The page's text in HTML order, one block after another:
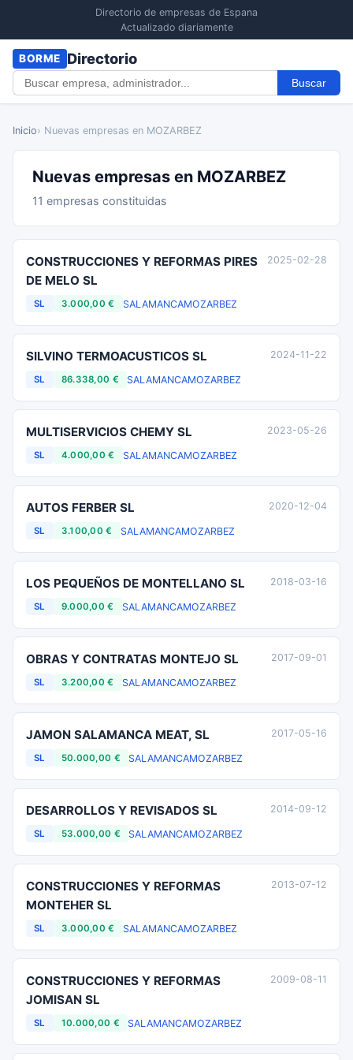
Directorio de empresas de Espana
Actualizado diariamente
BORME Directorio
Buscar
Inicio› Nuevas empresas en MOZARBEZ
Nuevas empresas en MOZARBEZ
11 empresas constituidas
CONSTRUCCIONES Y REFORMAS PIRES
DE MELO SL
SL 3.000,00 € SALAMANCAMOZARBEZ
2025-02-28
SILVINO TERMOACUSTICOS SL
SL 86.338,00 € SALAMANCAMOZARBEZ
2024-11-22
MULTISERVICIOS CHEMY SL
SL 4.000,00 € SALAMANCAMOZARBEZ
2023-05-26
AUTOS FERBER SL
SL 3.100,00 € SALAMANCAMOZARBEZ
2020-12-04
LOS PEQUEÑOS DE MONTELLANO SL
SL 9.000,00 € SALAMANCAMOZARBEZ
2018-03-16
OBRAS Y CONTRATAS MONTEJO SL
SL 3.200,00 € SALAMANCAMOZARBEZ
2017-09-01
JAMON SALAMANCA MEAT, SL
SL 50.000,00 € SALAMANCAMOZARBEZ
2017-05-16
DESARROLLOS Y REVISADOS SL
SL 53.000,00 € SALAMANCAMOZARBEZ
2014-09-12
CONSTRUCCIONES Y REFORMAS
MONTEHER SL
SL 3.000,00 € SALAMANCAMOZARBEZ
2013-07-12
CONSTRUCCIONES Y REFORMAS
JOMISAN SL
SL 10.000,00 € SALAMANCAMOZARBEZ
2009-08-11